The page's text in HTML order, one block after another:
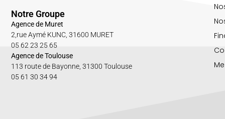
Notre Groupe
Agence de Muret
2,rue Aymé KUNC, 31600 MURET
05 62 23 25 65
Agence de Toulouse
113 route de Bayonne, 31300 Toulouse
05 61 30 34 94